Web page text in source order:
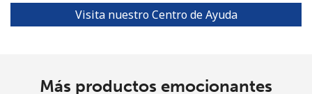
Visita nuestro Centro de Ayuda
Más productos emocionantes